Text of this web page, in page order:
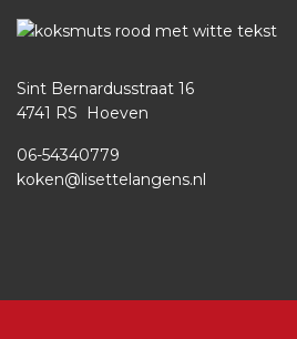
Sint Bernardusstraat 16
4741 RS Hoeven
06-54340779
koken@lisettelangens.nl